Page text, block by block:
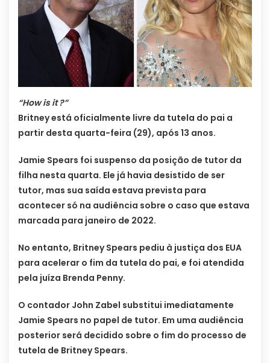
“How is it ?”
Britney está oficialmente livre da tutela do pai a
partir desta quarta-feira (29), após 13 anos.
Jamie Spears foi suspenso da posição de tutor da
filha nesta quarta. Ele já havia desistido de ser
tutor, mas sua saída estava prevista para
acontecer só na audiência sobre o caso que estava
marcada para janeiro de 2022.
No entanto, Britney Spears pediu à justiça dos EUA
para acelerar o fim da tutela do pai, e foi atendida
pela juíza Brenda Penny.
O contador John Zabel substitui imediatamente
Jamie Spears no papel de tutor. Em uma audiência
posterior será decidido sobre o fim do processo de
tutela de Britney Spears.